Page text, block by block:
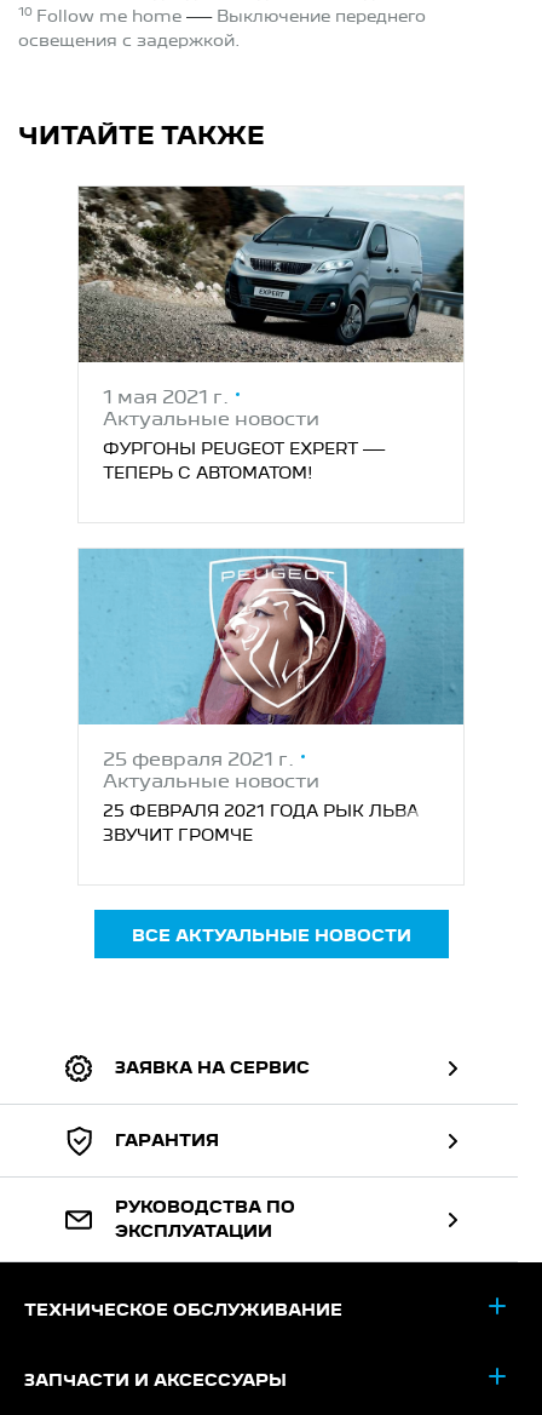
10 Follow me home — Выключение переднего
освещения с задержкой.
ЧИТАЙТЕ ТАКЖЕ
1 мая 2021 г.
Актуальные новости
ФУРГОНЫ PEUGEOT EXPERT —
ТЕПЕРЬ С АВТОМАТОМ!
25 февраля 2021 г.
Актуальные новости
25 ФЕВРАЛЯ 2021 ГОДА РЫК ЛЬВА
ЗВУЧИТ ГРОМЧЕ
ВСЕ АКТУАЛЬНЫЕ НОВОСТИ
ЗАЯВКА НА СЕРВИС
ГАРАНТИЯ
РУКОВОДСТВА ПО
ЭКСПЛУАТАЦИИ
ТЕХНИЧЕСКОЕ ОБСЛУЖИВАНИЕ
ЗАПЧАСТИ И АКСЕССУАРЫ